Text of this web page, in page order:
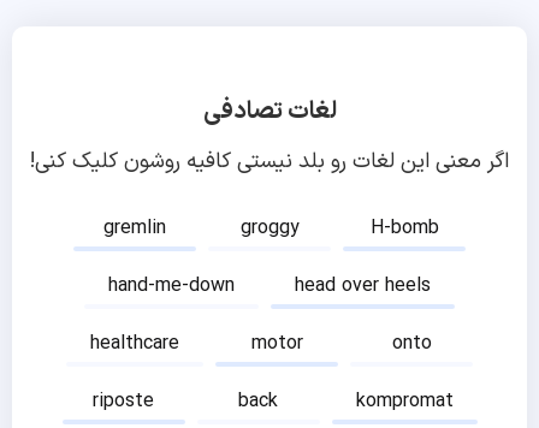
لغات تصادفی
اگر معنی این لغات رو بلد نیستی کافیه روشون کلیک کنی!
gremlin groggy
H-bomb
hand-me-down
head over heels
healthcare
motor
onto
riposte
back
kompromat